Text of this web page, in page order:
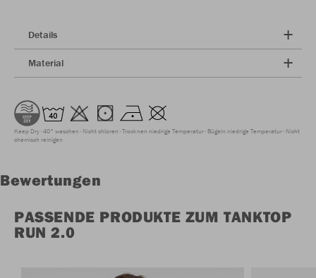
Details
Material
Keep Dry 40° waschen Nicht chloren Trocknen niedrige Temperatur Bügeln niedrige Temperatur Nicht
chemisch reinigen
Bewertungen
PASSENDE PRODUKTE ZUM TANKTOP
RUN 2.0